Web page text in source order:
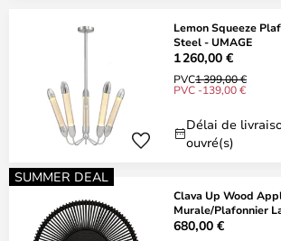
Lemon Squeeze
Steel - UMAGE
1 260,00 €
PVC1 399,00 €
PVC -139,00 €
Délai de
ouvré(s)
SUMMER DEAL
Clava Up Wood
Murale/Plafonnier
UMAGE
680,00 €